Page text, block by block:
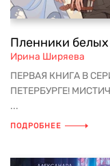
Пленники
Ирина Ширяева
ПЕРВАЯ КНИГА В
ПЕТЕРБУРГЕ!
...
ПОДРОБНЕЕ